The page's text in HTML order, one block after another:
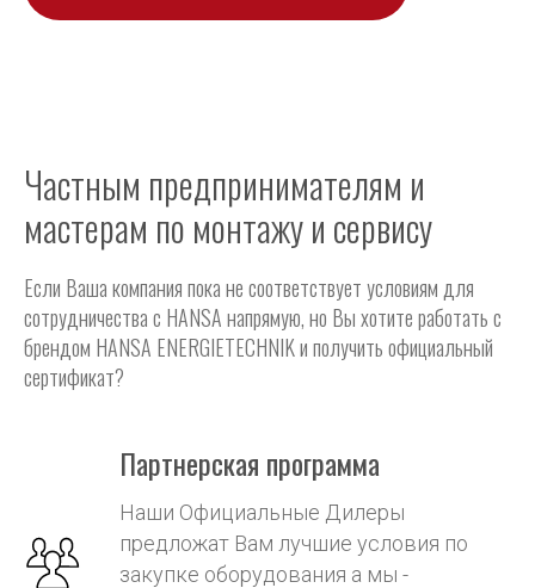
Частным предпринимателям и
мастерам по монтажу и сервису
Если Ваша компания пока не соответствует условиям для
сотрудничества с HANSA напрямую, но Вы хотите работать с
брендом HANSA ENERGIETECHNIK и получить официальный
сертификат?
Партнерская программа
Наши Официальные Дилеры
предложат Вам лучшие условия по
закупке оборудования а мы -